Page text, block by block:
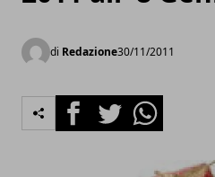
di Redazione30/11/2011
FacebookTwitterWhatsapp